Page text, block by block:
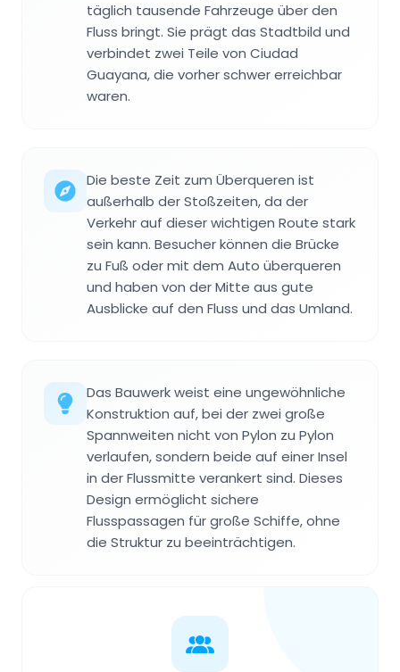
täglich tausende Fahrzeuge über den
Fluss bringt. Sie prägt das Stadtbild und
verbindet zwei Teile von Ciudad
Guayana, die vorher schwer erreichbar
waren.
Die beste Zeit zum Überqueren ist
außerhalb der Stoßzeiten, da der
Verkehr auf dieser wichtigen Route stark
sein kann. Besucher können die Brücke
zu Fuß oder mit dem Auto überqueren
und haben von der Mitte aus gute
Ausblicke auf den Fluss und das Umland.
Das Bauwerk weist eine ungewöhnliche
Konstruktion auf, bei der zwei große
Spannweiten nicht von Pylon zu Pylon
verlaufen, sondern beide auf einer Insel
in der Flussmitte verankert sind. Dieses
Design ermöglicht sichere
Flusspassagen für große Schiffe, ohne
die Struktur zu beeinträchtigen.